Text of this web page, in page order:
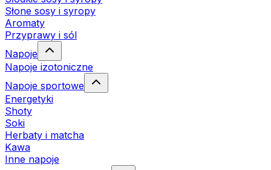
Słone sosy i syropy
Aromaty
Przyprawy i sól
Napoje
Napoje izotoniczne
Napoje sportowe
Energetyki
Shoty
Soki
Herbaty i matcha
Kawa
Inne napoje